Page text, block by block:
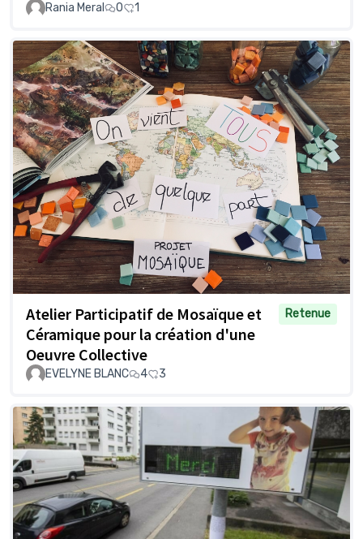
Rania Meral 0 1
Atelier Participatif de Mosaïque et
Céramique pour la création d'une
Oeuvre Collective
Retenue
EVELYNE BLANC 4 3